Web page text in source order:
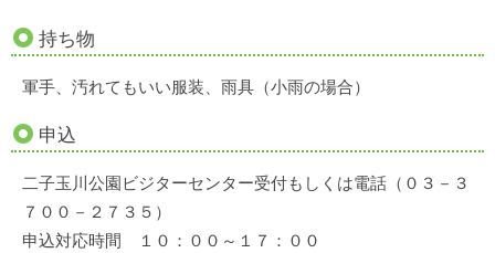
持ち物
軍手、汚れてもいい服装、雨具（小雨の場合）
申込
二子玉川公園ビジターセンター受付もしくは電話（０３－３
７００－２７３５）
申込対応時間 １０：００～１７：００